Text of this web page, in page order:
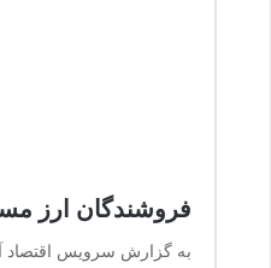
فروشندگان ارز
به گزارش سرویس اقتصاد